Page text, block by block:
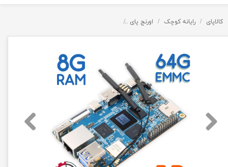
کالاپای رایانه کوچک اورنج پای